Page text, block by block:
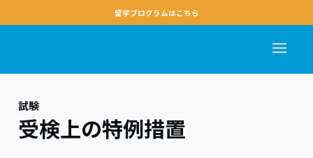
留学プログラムはこちら
試験
受検上の特例措置